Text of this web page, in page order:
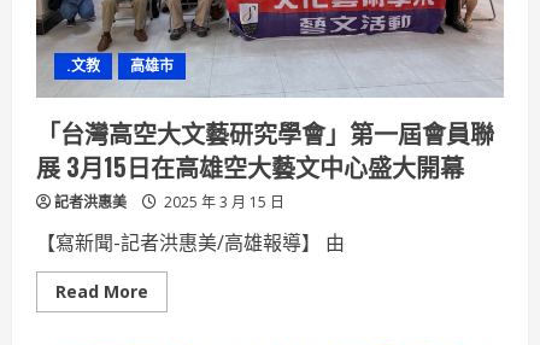
造
兼
具
防
疫
及
戰
備
多
功
能
.文教 高雄市
「台灣高空大文藝研究學會」第一屆會員聯
展 3月15日在高雄空大藝文中心盛大開幕
記者洪惠美 2025 年 3 月 15 日
【寫新聞-記者洪惠美/高雄報導】 由
Read More
more